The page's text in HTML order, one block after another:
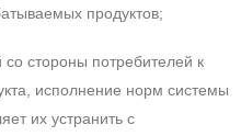
продуктов;
со стороны потребителей к
исполнение норм системы
их устранить с